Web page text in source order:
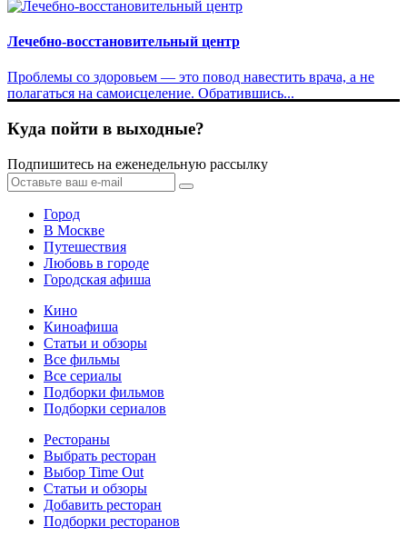
Лечебно-восстановительный центр
Проблемы со здоровьем — это повод навестить врача, а не
полагаться на самоисцеление. Обратившись...
Куда пойти в выходные?
Подпишитесь на еженедельную рассылку
Город
В Москве
Путешествия
Любовь в городе
Городская афиша
Кино
Киноафиша
Статьи и обзоры
Все фильмы
Все сериалы
Подборки фильмов
Подборки сериалов
Рестораны
Выбрать ресторан
Выбор Time Out
Статьи и обзоры
Добавить ресторан
Подборки ресторанов